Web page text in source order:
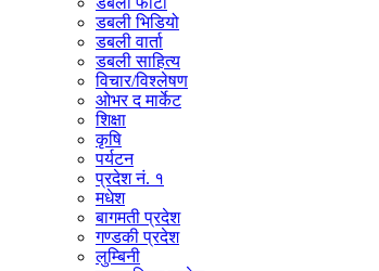
डबली भिडियो
डबली वार्ता
डबली साहित्य
विचार/विश्‍लेषण
ओभर द मार्केट
शिक्षा
कृषि
पर्यटन
प्रदेश नं. १
मधेश
बागमती प्रदेश
गण्डकी प्रदेश
लुम्बिनी